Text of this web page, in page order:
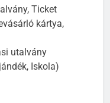
Ticket
kártya,
utalvány
Iskola)